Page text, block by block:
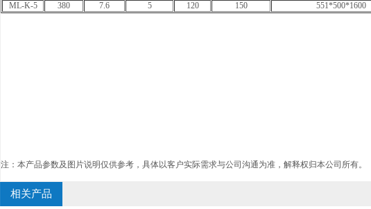
ML-K-5
380 7.6 5 120 150 551*500*1600
注：本产品参数及图片说明仅供参考，具体以客户实际需求与公司沟通为准，解释权归本公司所有。
相关产品